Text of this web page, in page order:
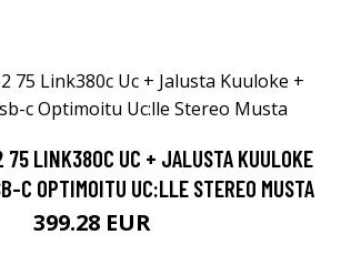
75 LINK380C UC + JALUSTA KUULOKE
C OPTIMOITU UC:LLE STEREO MUSTA
399.28 EUR